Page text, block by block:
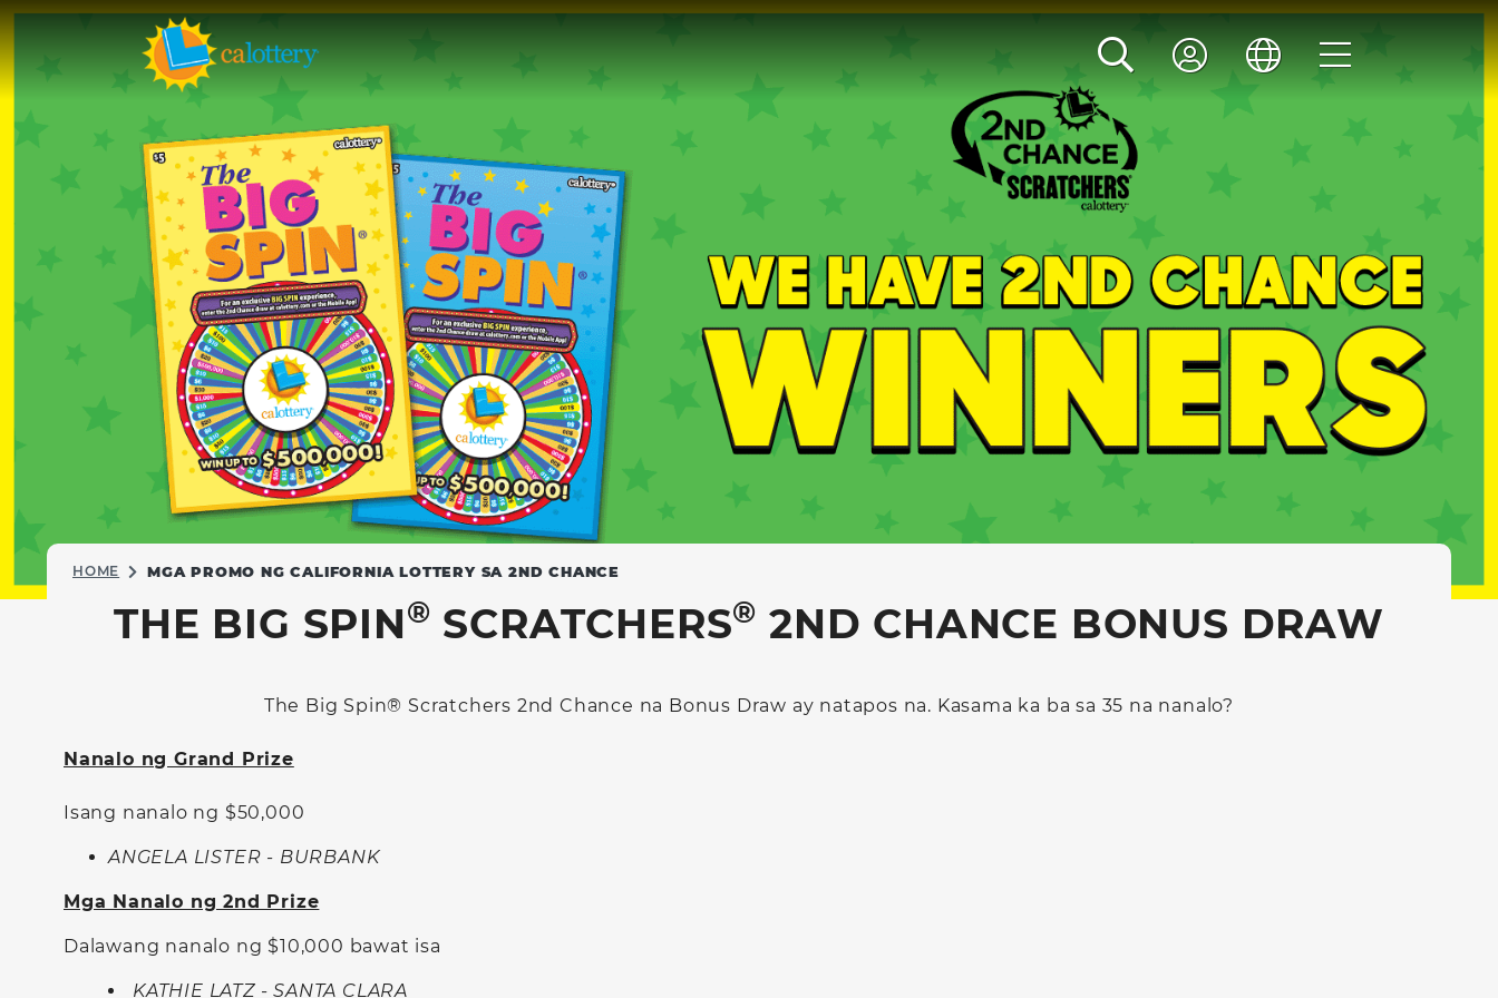
HOME MGA PROMO NG CALIFORNIA LOTTERY SA 2ND CHANCE
THE BIG SPIN® SCRATCHERS® 2ND CHANCE BONUS DRAW
The Big Spin® Scratchers 2nd Chance na Bonus Draw ay natapos na. Kasama ka ba sa 35 na nanalo?
Nanalo ng Grand Prize
Isang nanalo ng $50,000
ANGELA LISTER - BURBANK
Mga Nanalo ng 2nd Prize
Dalawang nanalo ng $10,000 bawat isa
KATHIE LATZ - SANTA CLARA